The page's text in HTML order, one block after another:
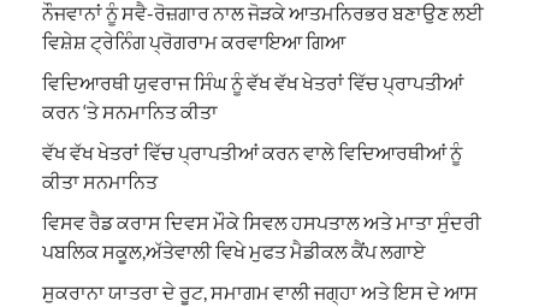
ਨੌਜਵਾਨਾਂ ਨੂੰ ਸਵੈ-ਰੋਜ਼ਗਾਰ ਨਾਲ ਜੋੜਕੇ ਆਤਮਨਿਰਭਰ ਬਣਾਉਣ ਲਈ
ਵਿਸ਼ੇਸ਼ ਟ੍ਰੇਨਿੰਗ ਪ੍ਰੋਗਰਾਮ ਕਰਵਾਇਆ ਗਿਆ
ਵਿਦਿਆਰਥੀ ਯੁਵਰਾਜ ਸਿੰਘ ਨੂੰ ਵੱਖ ਵੱਖ ਖੇਤਰਾਂ ਵਿੱਚ ਪ੍ਰਾਪਤੀਆਂ
ਕਰਨ ‘ਤੇ ਸਨਮਾਨਿਤ ਕੀਤਾ
ਵੱਖ ਵੱਖ ਖੇਤਰਾਂ ਵਿੱਚ ਪ੍ਰਾਪਤੀਆਂ ਕਰਨ ਵਾਲੇ ਵਿਦਿਆਰਥੀਆਂ ਨੂੰ
ਕੀਤਾ ਸਨਮਾਨਿਤ
ਵਿਸਵ ਰੈਡ ਕਰਾਸ ਦਿਵਸ ਮੌਕੇ ਸਿਵਲ ਹਸਪਤਾਲ ਅਤੇ ਮਾਤਾ ਸੁੰਦਰੀ
ਪਬਲਿਕ ਸਕੂਲ,ਅੱਤੇਵਾਲੀ ਵਿਖੇ ਮੁਫਤ ਮੈਡੀਕਲ ਕੈਂਪ ਲਗਾਏ
ਸੁਕਰਾਨਾ ਯਾਤਰਾ ਦੇ ਰੂਟ, ਸਮਾਗਮ ਵਾਲੀ ਜਗ੍ਹਾ ਅਤੇ ਇਸ ਦੇ ਆਸ